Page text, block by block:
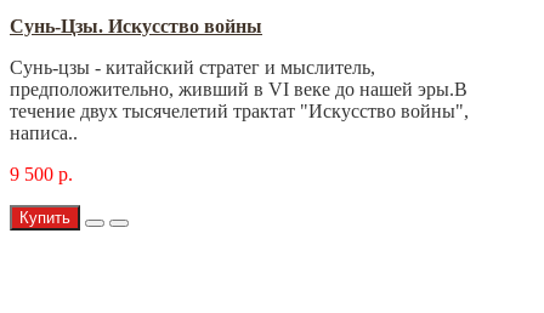
Сунь-Цзы. Искусство войны
Сунь-цзы - китайский стратег и мыслитель,
предположительно, живший в VI веке до нашей эры.В
течение двух тысячелетий трактат "Искусство войны",
написа..
9 500 р.
Купить